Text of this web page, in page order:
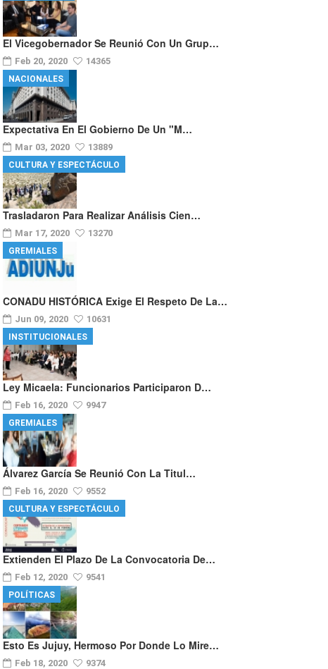
El Vicegobernador Se Reunió Con Un Grup…
Feb 20, 2020 14365
Expectativa En El Gobierno De Un "m…
Mar 03, 2020 13889
NACIONALES
Trasladaron Para Realizar Análisis Cien…
Mar 17, 2020 13270
CULTURA Y ESPECTÁCULO
CONADU HISTÓRICA Exige El Respeto De La…
Jun 09, 2020 10631
GREMIALES
Ley Micaela: Funcionarios Participaron D…
Feb 16, 2020 9947
INSTITUCIONALES
Álvarez García Se Reunió Con La Titul…
Feb 16, 2020 9552
GREMIALES
Extienden El Plazo De La Convocatoria De…
Feb 12, 2020 9541
CULTURA Y ESPECTÁCULO
Esto Es Jujuy, Hermoso Por Donde Lo Mire…
Feb 18, 2020 9374
POLÍTICAS